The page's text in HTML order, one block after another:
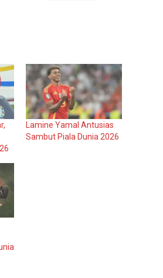
Lamine Yamal Antusias
Sambut Piala Dunia 2026